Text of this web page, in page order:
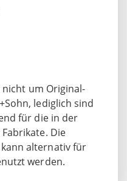
um Original-
lediglich sind
für die in der
Die
alternativ für
werden.